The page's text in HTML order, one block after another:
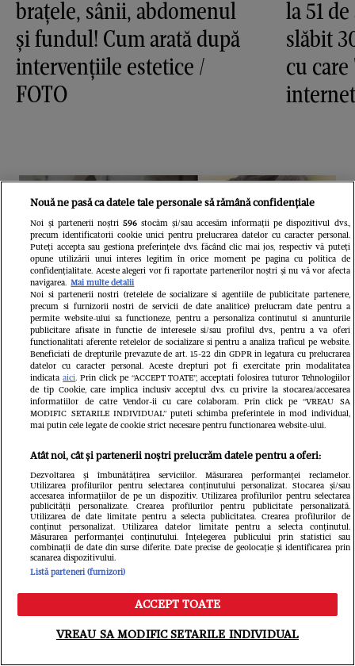
brațele, sânii, abdomenul
și fundul! Cum arată după
intervențiile estetice /
FOTO
la 51
slăbit
cu
Mirabela Grădinaru, apariție
surprinzătoare la tribunal, flancată
de bodyguarzi. Ce s-a aflat despre
prezența ei la Curtea de Apel
Meniu Caută
Nouă ne pasă ca datele tale personale să rămână confidențiale
Noi și partenerii noștri 596stocăm și/sau accesăm informații pe dispozitivul dvs.,
precum identificatorii cookie unici pentru prelucrarea datelor cu caracter personal.
Puteți accepta sau gestiona preferințele dvs. făcând clic mai jos, respectiv vă puteți
opune utilizării unui interes legitim în orice moment pe pagina cu politica de
confidențialitate. Aceste alegeri vor fi raportate partenerilor noștri și nu vă vor afecta
navigarea. Mai multe detalii
Noi si partenerii nostri (retelele de socializare si agentiile de publicitate partenere,
precum si furnizorii nostri de servicii de date analitice) prelucram date pentru a
permite website-ului sa functioneze, pentru a personaliza continutul si anunturile
publicitare afisate in functie de interesele si/sau profilul dvs., pentru a va oferi
functionalitati aferente retelelor de socializare si pentru a analiza traficul pe website.
Beneficiati de drepturile prevazute de art. 15-22 din GDPR in legatura cu prelucrarea
datelor cu caracter personal. Aceste drepturi pot fi exercitate prin modalitatea
indicataaici. Prin click pe “ACCEPT TOATE”, acceptati folosirea tuturor Tehnologiilor
de tip Cookie, care implica inclusiv acceptul dvs. cu privire la stocarea/accesarea
informatiilor de catre Vendor-ii cu care colaboram. Prin click pe “VREAU SA
MODIFIC SETARILE INDIVIDUAL” puteti schimba preferintele in mod individual,
mai putin cele legate de cookie strict necesare pentru functionarea website-ului.
Atât noi, cât și partenerii noștri prelucrăm datele pentru a oferi:
Dezvoltarea și îmbunătățirea serviciilor. Măsurarea performanței reclamelor.
Utilizarea profilurilor pentru selectarea conținutului personalizat. Stocarea și/sau
accesarea informațiilor de pe un dispozitiv. Utilizarea profilurilor pentru selectarea
publicității personalizate. Crearea profilurilor pentru publicitate personalizată.
Utilizarea de date limitate pentru a selecta publicitatea. Crearea profilurilor de
conținut personalizat. Utilizarea datelor limitate pentru a selecta conținutul.
Măsurarea performanței conținutului. Înțelegerea publicului prin statistici sau
combinații de date din surse diferite. Date precise de geolocație și identificarea prin
scanarea dispozitivului.
Listă parteneri (furnizori)
ACCEPT TOATE
VREAU SA MODIFIC SETARILE INDIVIDUAL